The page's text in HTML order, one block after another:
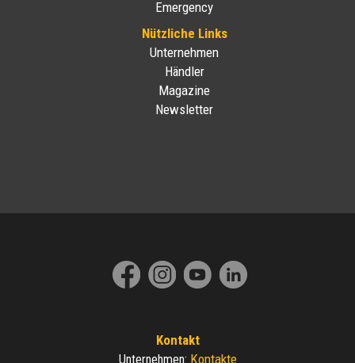
Emergency
Nützliche Links
Unternehmen
Händler
Magazine
Newsletter
Kontakt
Unternehmen: Kontakte